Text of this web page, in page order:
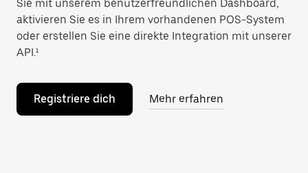
Sie mit unserem benutzerfreundlichen Dashboard,
aktivieren Sie es in Ihrem vorhandenen POS-System
oder erstellen Sie eine direkte Integration mit unserer
API.¹
Registriere dich Mehr erfahren